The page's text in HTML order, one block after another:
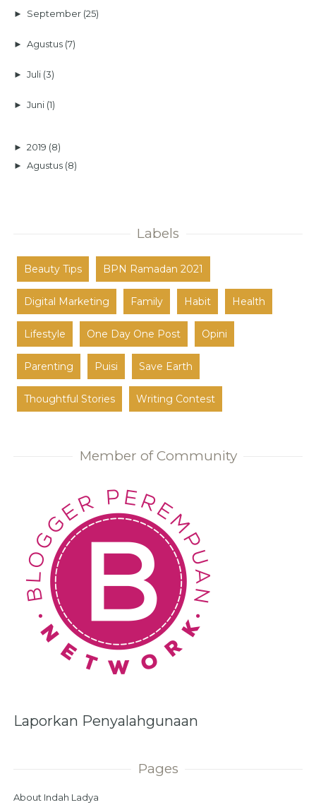
► September (25)
►Agustus (7)
►Juli (3)
►Juni (1)
►2019 (8)
►Agustus (8)
Labels
Beauty Tips BPN Ramadan 2021
Digital Marketing Family Habit Health
Lifestyle One Day One Post Opini
Parenting Puisi Save Earth
Thoughtful Stories Writing Contest
Member of Community
Laporkan Penyalahgunaan
Pages
About Indah Ladya